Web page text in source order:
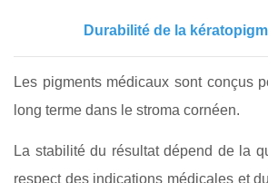
Durabilité de la
Les pigments médicaux sont conçus
long terme dans le stroma cornéen.
La stabilité du résultat dépend de la
respect des indications médicales et